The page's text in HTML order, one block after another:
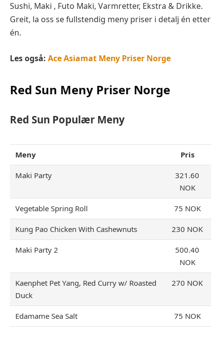
Sushi, Maki , Futo Maki, Varmretter, Ekstra & Drikke.
Greit, la oss se fullstendig meny priser i detalj én etter
én.
Les også: Ace Asiamat Meny Priser Norge
Red Sun Meny Priser Norge
Red Sun Populær Meny
Meny Pris
Maki Party
321.60
NOK
Vegetable Spring Roll 75 NOK
Kung Pao Chicken With Cashewnuts 230 NOK
Maki Party 2
500.40
NOK
Kaenphet Pet Yang, Red Curry w/ Roasted
Duck
270 NOK
Edamame Sea Salt 75 NOK